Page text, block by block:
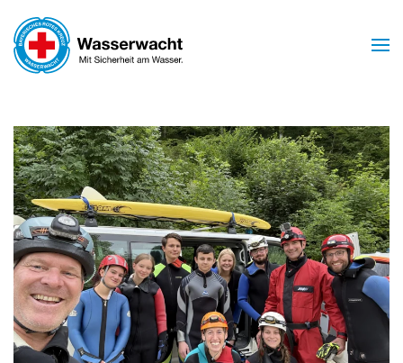
Skip to main content